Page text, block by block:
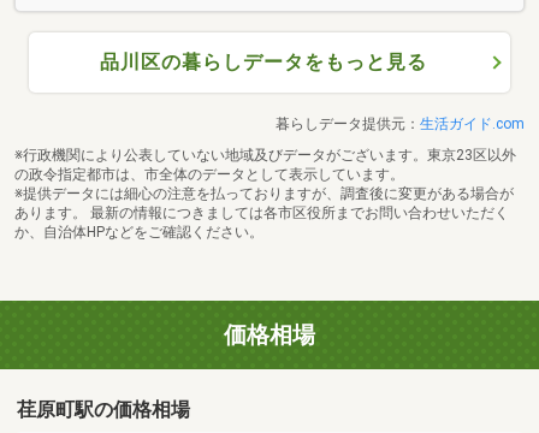
品川区の暮らしデータをもっと見る
暮らしデータ提供元： 生活ガイド.com
※行政機関により公表していない地域及びデータがございます。東京23区以外
の政令指定都市は、市全体のデータとして表示しています。
※提供データには細心の注意を払っておりますが、調査後に変更がある場合が
あります。 最新の情報につきましては各市区役所までお問い合わせいただく
か、自治体HPなどをご確認ください。
価格相場
荏原町駅の価格相場